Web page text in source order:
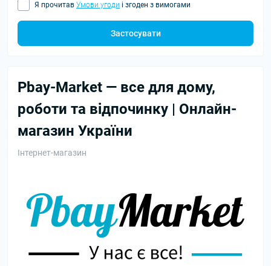
Pbay-Market — все для дому,
роботи та відпочинку | Онлайн-
магазин України
Інтернет-магазин
Я прочитав Умови угоди і згоден з вимогами
Застосувати